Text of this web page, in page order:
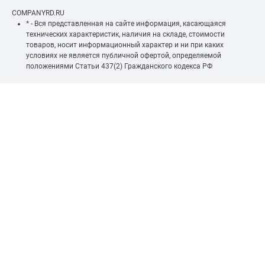
COMPANYRD.RU
* - Вся представленная на сайте информация, касающаяся
технических характеристик, наличия на складе, стоимости
товаров, носит информационный характер и ни при каких
условиях не является публичной офертой, определяемой
положениями Статьи 437(2) Гражданского кодекса РФ